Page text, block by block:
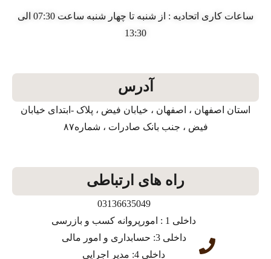
ساعات کاری اتحادیه : از شنبه تا چهار شنبه ساعت 07:30 الی
13:30
آدرس
استان اصفهان ، اصفهان ، خیابان فیض ، پلاک -ابتدای خیابان
فیض ، جنب بانک صادرات ، شماره۸۷
راه های ارتباطی
03136635049
داخلی 1 : امورپروانه کسب و بازرسی
داخلی 3: حسابداری و امور مالی
داخلی 4: مدیر اجرایی